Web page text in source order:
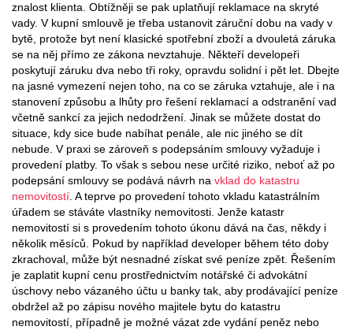
znalost klienta. Obtížněji se pak uplatňují reklamace na skryté
vady. V kupní smlouvě je třeba ustanovit záruční dobu na vady v
bytě, protože byt není klasické spotřební zboží a dvouletá záruka
se na něj přímo ze zákona nevztahuje. Někteří developeři
poskytují záruku dva nebo tři roky, opravdu solidní i pět let. Dbejte
na jasné vymezení nejen toho, na co se záruka vztahuje, ale i na
stanovení způsobu a lhůty pro řešení reklamací a odstranění vad
včetně sankcí za jejich nedodržení. Jinak se můžete dostat do
situace, kdy sice bude nabíhat penále, ale nic jiného se dít
nebude. V praxi se zároveň s podepsáním smlouvy vyžaduje i
provedení platby. To však s sebou nese určité riziko, neboť až po
podepsání smlouvy se podává návrh na vklad do katastru
nemovitostí . A teprve po provedení tohoto vkladu katastrálním
úřadem se stáváte vlastníky nemovitosti. Jenže katastr
nemovitostí si s provedením tohoto úkonu dává na čas, někdy i
několik měsíců. Pokud by například developer během této doby
zkrachoval, může být nesnadné získat své peníze zpět. Řešením
je zaplatit kupní cenu prostřednictvím notářské či advokátní
úschovy nebo vázaného účtu u banky tak, aby prodávající peníze
obdržel až po zápisu nového majitele bytu do katastru
nemovitostí, případně je možné vázat zde vydání peněz nebo